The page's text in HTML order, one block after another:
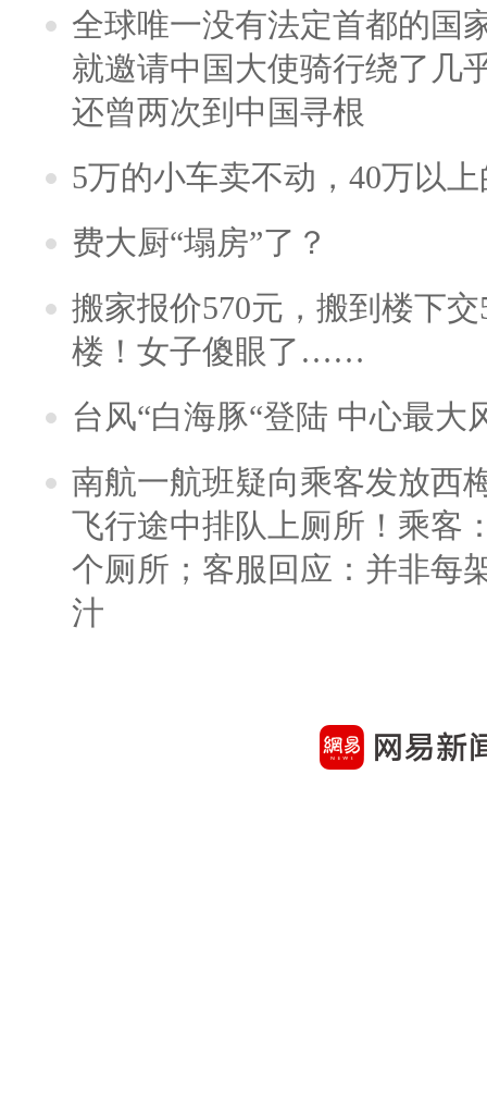
全球唯一没有法定首都的国
就邀请中国大使骑行绕了几
还曾两次到中国寻根
5万的小车卖不动，40万以
费大厨“塌房”了？
搬家报价570元，搬到楼下
楼！女子傻眼了……
台风“白海豚“登陆 中心最大
南航一航班疑向乘客发放西
飞行途中排队上厕所！乘客
个厕所；客服回应：并非每
汁